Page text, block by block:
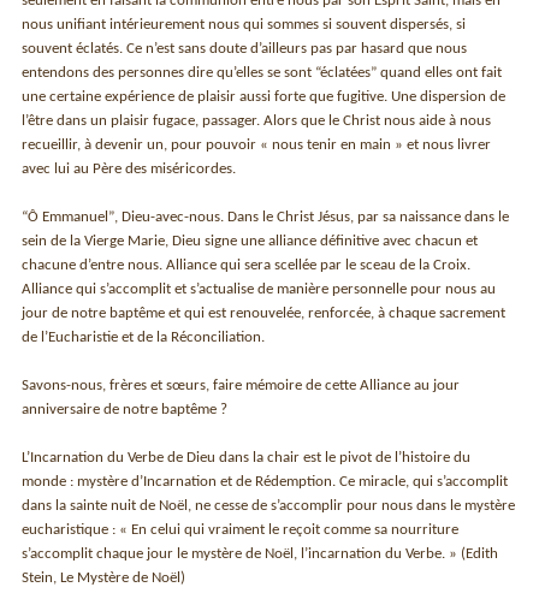
nous unifiant intérieurement nous qui sommes si souvent dispersés, si
souvent éclatés. Ce n’est sans doute d’ailleurs pas par hasard que nous
entendons des personnes dire qu’elles se sont “éclatéesˮ quand elles ont fait
une certaine expérience de plaisir aussi forte que fugitive. Une dispersion de
l’être dans un plaisir fugace, passager. Alors que le Christ nous aide à nous
recueillir, à devenir un, pour pouvoir « nous tenir en main » et nous livrer
avec lui au Père des miséricordes.
“Ô Emmanuelˮ, Dieu-avec-nous. Dans le Christ Jésus, par sa naissance dans le
sein de la Vierge Marie, Dieu signe une alliance définitive avec chacun et
chacune d’entre nous. Alliance qui sera scellée par le sceau de la Croix.
Alliance qui s’accomplit et s’actualise de manière personnelle pour nous au
jour de notre baptême et qui est renouvelée, renforcée, à chaque sacrement
de l’Eucharistie et de la Réconciliation.
Savons-nous, frères et sœurs, faire mémoire de cette Alliance au jour
anniversaire de notre baptême ?
L’Incarnation du Verbe de Dieu dans la chair est le pivot de l’histoire du
monde : mystère d’Incarnation et de Rédemption. Ce miracle, qui s’accomplit
dans la sainte nuit de Noël, ne cesse de s’accomplir pour nous dans le mystère
eucharistique : « En celui qui vraiment le reçoit comme sa nourriture
s’accomplit chaque jour le mystère de Noël, l’incarnation du Verbe. » (Edith
Stein, Le Mystère de Noël)